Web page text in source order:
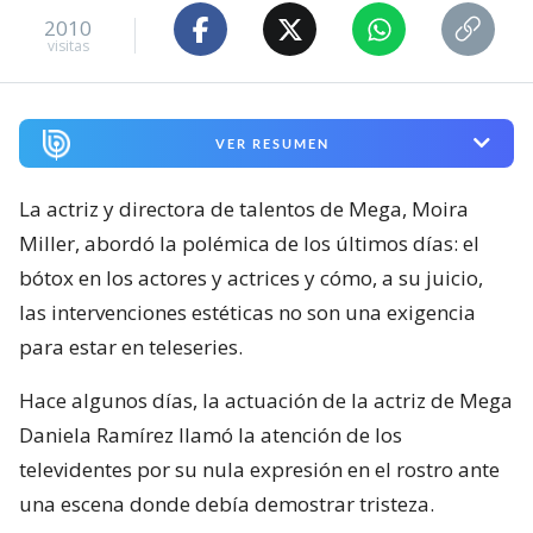
2010
visitas
VER RESUMEN
La actriz y directora de talentos de Mega, Moira
Miller, abordó la polémica de los últimos días: el
bótox en los actores y actrices y cómo, a su juicio,
las intervenciones estéticas no son una exigencia
para estar en teleseries.
Hace algunos días, la actuación de la actriz de Mega
Daniela Ramírez llamó la atención de los
televidentes por su nula expresión en el rostro ante
una escena donde debía demostrar tristeza.